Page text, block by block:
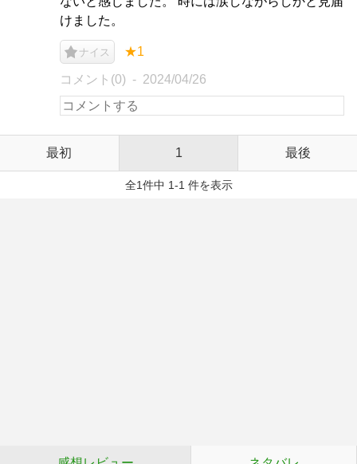
けました。
ナイス ★1
コメント(0) 2024/04/26
最初 1 最後
全1件中 1-1 件を表示